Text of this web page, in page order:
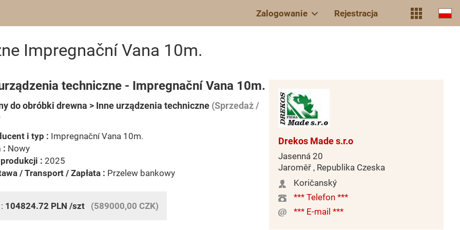
Zalogowanie Rejestracja
Impregnační Vana 10m.
techniczne - Impregnační Vana 10m.
do obróbki drewna > Inne urządzenia techniczne (Sprzedaż /
i typ : Impregnační Vana 10m.
: Nowy
: 2025
/ Transport / Zapłata : Przelew bankowy
104824.72 PLN /szt (589000,00 CZK)
Drekos Made s.r.o
Jasenná 20
Jaroměř , Republika Czeska
Koričanský
*** Telefon ***
*** E-mail ***